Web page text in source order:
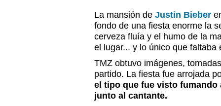
La mansión de Justin Bieber
fondo de una fiesta enorme la
cerveza fluía y el humo de la
el lugar... y lo único que faltaba
TMZ obtuvo imágenes,
partido. La fiesta fue arrojada
el tipo que fue visto
junto al cantante.